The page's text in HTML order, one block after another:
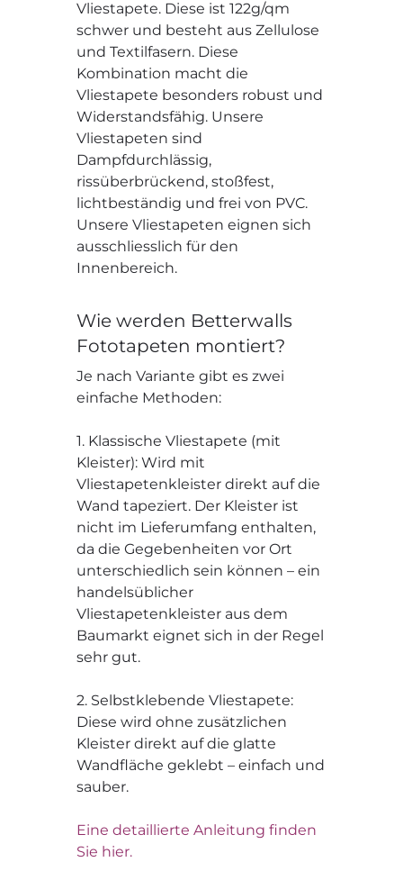
Vliestapete. Diese ist 122g/qm
schwer und besteht aus Zellulose
und Textilfasern. Diese
Kombination macht die
Vliestapete besonders robust und
Widerstandsfähig. Unsere
Vliestapeten sind
Dampfdurchlässig,
rissüberbrückend, stoßfest,
lichtbeständig und frei von PVC.
Unsere Vliestapeten eignen sich
ausschliesslich für den
Innenbereich.
Wie werden Betterwalls
Fototapeten montiert?
Je nach Variante gibt es zwei
einfache Methoden:
1. Klassische Vliestapete (mit
Kleister): Wird mit
Vliestapetenkleister direkt auf die
Wand tapeziert. Der Kleister ist
nicht im Lieferumfang enthalten,
da die Gegebenheiten vor Ort
unterschiedlich sein können – ein
handelsüblicher
Vliestapetenkleister aus dem
Baumarkt eignet sich in der Regel
sehr gut.
2. Selbstklebende Vliestapete:
Diese wird ohne zusätzlichen
Kleister direkt auf die glatte
Wandfläche geklebt – einfach und
sauber.
Eine detaillierte Anleitung finden
Sie hier.